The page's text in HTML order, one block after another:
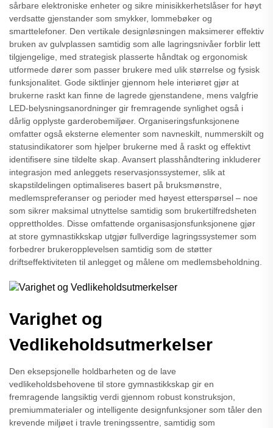
sårbare elektroniske enheter og sikre minisikkerhetslåser for høyt
verdsatte gjenstander som smykker, lommebøker og
smarttelefoner. Den vertikale designløsningen maksimerer effektiv
bruken av gulvplassen samtidig som alle lagringsnivåer forblir lett
tilgjengelige, med strategisk plasserte håndtak og ergonomisk
utformede dører som passer brukere med ulik størrelse og fysisk
funksjonalitet. Gode siktlinjer gjennom hele interiøret gjør at
brukerne raskt kan finne de lagrede gjenstandene, mens valgfrie
LED-belysningsanordninger gir fremragende synlighet også i
dårlig opplyste garderobemiljøer. Organiseringsfunksjonene
omfatter også eksterne elementer som navneskilt, nummerskilt og
statusindikatorer som hjelper brukerne med å raskt og effektivt
identifisere sine tildelte skap. Avansert plasshåndtering inkluderer
integrasjon med anleggets reservasjonssystemer, slik at
skapstildelingen optimaliseres basert på bruksmønstre,
medlemspreferanser og perioder med høyest etterspørsel – noe
som sikrer maksimal utnyttelse samtidig som brukertilfredsheten
opprettholdes. Disse omfattende organisasjonsfunksjonene gjør
at store gymnastikkskap utgjør fullverdige lagringssystemer som
forbedrer brukeropplevelsen samtidig som de støtter
driftseffektiviteten til anlegget og målene om medlemsbeholdning.
Varighet og
Vedlikeholdsutmerkelser
Den eksepsjonelle holdbarheten og de lave
vedlikeholdsbehovene til store gymnastikkskap gir en
fremragende langsiktig verdi gjennom robust konstruksjon,
premiummaterialer og intelligente designfunksjoner som tåler den
krevende miljøet i travle treningssentre, samtidig som